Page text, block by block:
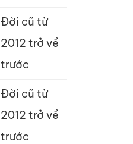
Đời cũ từ
2012 trở về
trước
Đời cũ từ
2012 trở về
trước